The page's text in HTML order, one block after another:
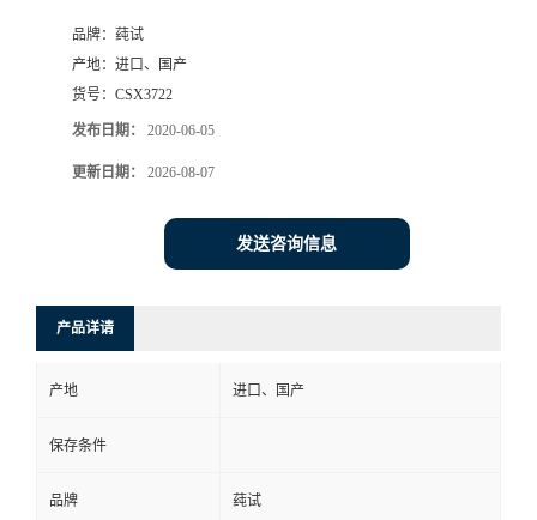
品牌： 莼试
产地： 进口、国产
货号： CSX3722
发布日期： 2020-06-05
更新日期： 2026-08-07
发送咨询信息
产品详请
产地 进口、国产
保存条件
品牌 莼试